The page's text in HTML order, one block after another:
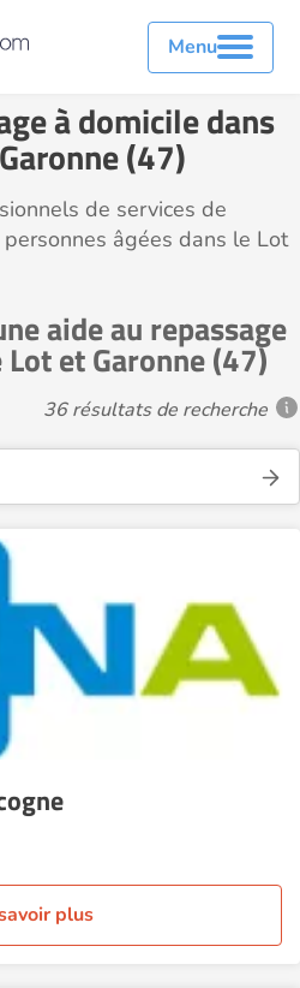
Menu
à domicile dans
(47)
de services de
âgées dans le Lot
aide au repassage
et Garonne (47)
36 résultats de recherche
plus